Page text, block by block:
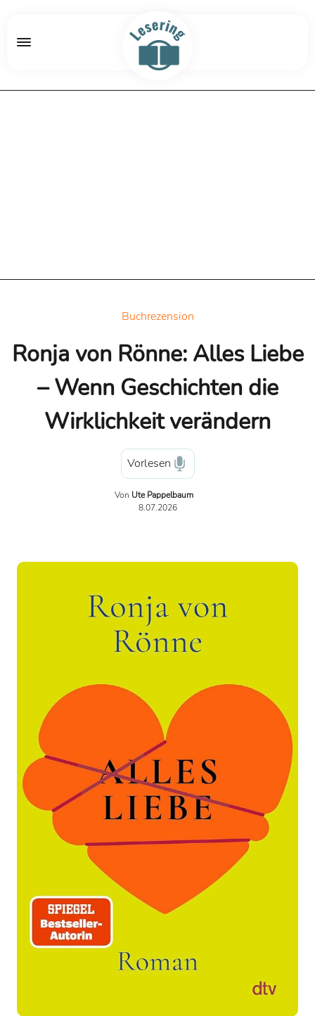
Buchrezension
Ronja von Rönne: Alles Liebe
– Wenn Geschichten die
Wirklichkeit verändern
Vorlesen
Von Ute Pappelbaum
8.07.2026